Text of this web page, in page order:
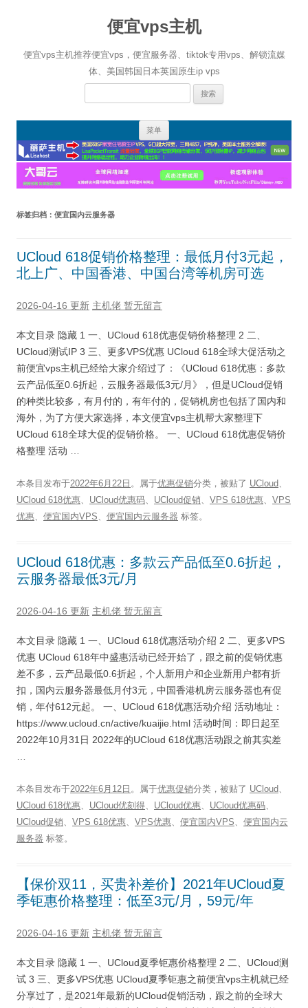
便宜vps主机
便宜vps主机推荐便宜vps，便宜服务器、tiktok专用vps、解锁流媒
体、美国韩国日本英国原生ip vps
搜
菜单
正
文
标签归档： 便宜国内云服务器
UCloud 618促销价格整理：最低月付3元起，
北上广、中国香港、中国台湾等机房可选
2026-04-16 更新 主机佬 暂无留言
本文目录 隐藏 1 一、UCloud 618优惠促销价格整理 2 二、
UCloud测试IP 3 三、更多VPS优惠 UCloud 618全球大促活动之
前便宜vps主机已经给大家介绍过了：《UCloud 618优惠：多款
云产品低至0.6折起，云服务器最低3元/月》，但是UCloud促销
的种类比较多，有月付的，有年付的，促销机房也包括了国内和
海外，为了方便大家选择，本文便宜vps主机帮大家整理下
UCloud 618全球大促的促销价格。 一、UCloud 618优惠促销价
格整理 活动 …
本条目发布于2022年6月22日 。属于优惠促销分类，被贴了 UCloud
UCloud 618优惠
UCloud优惠码 UCloud促销 VPS 618优惠
VPS
优惠
便宜国内VPS 便宜国内云服务器 标签。
UCloud 618优惠：多款云产品低至0.6折起，
云服务器最低3元/月
2026-04-16 更新 主机佬 暂无留言
本文目录 隐藏 1 一、UCloud 618优惠活动介绍 2 二、更多VPS
优惠 UCloud 618年中盛惠活动已经开始了，跟之前的促销优惠
差不多，云产品最低0.6折起，个人新用户和企业新用户都有折
扣，国内云服务器最低月付3元，中国香港机房云服务器也有促
销，年付612元起。 一、UCloud 618优惠活动介绍 活动地址：
https://www.ucloud.cn/active/kuaijie.html 活动时间：即日起至
2022年10月31日 2022年的UCloud 618优惠活动跟之前其实差
本条目发布于2022年6月12日 。属于优惠促销分类，被贴了 UCloud
UCloud 618优惠
UCloud优刻得 UCloud优惠 UCloud优惠码
UCloud促销
VPS 618优惠 VPS优惠 便宜国内VPS
便宜国内云
服务器 标签。
【保价双11，买贵补差价】2021年UCloud夏
季钜惠价格整理：低至3元/月，59元/年
2026-04-16 更新 主机佬 暂无留言
本文目录 隐藏 1 一、UCloud夏季钜惠价格整理 2 二、UCloud测
试 3 三、更多VPS优惠 UCloud夏季钜惠之前便宜vps主机就已经
分享过了，是2021年最新的UCloud促销活动，跟之前的全球大